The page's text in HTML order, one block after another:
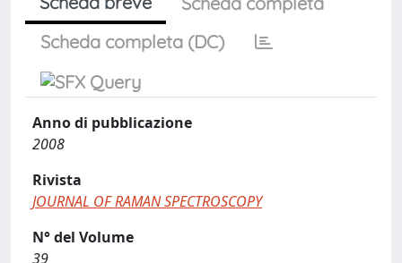
Scheda completa (DC)
Anno di pubblicazione
2008
Rivista
JOURNAL OF RAMAN SPECTROSCOPY
N° del Volume
39